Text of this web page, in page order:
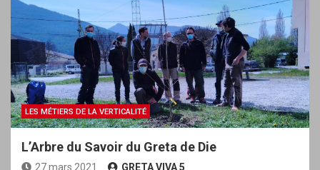
LES MÉTIERS DE LA VERTICALITÉ
L’Arbre du Savoir du Greta de Die
27 mars 2021 GRETA VIVA 5